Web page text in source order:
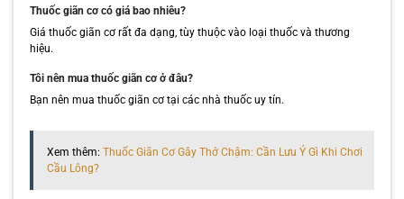
Thuốc giãn cơ có giá bao nhiêu?
Giá thuốc giãn cơ rất đa dạng, tùy thuộc vào loại thuốc và thương
hiệu.
Tôi nên mua thuốc giãn cơ ở đâu?
Bạn nên mua thuốc giãn cơ tại các nhà thuốc uy tín.
Xem thêm: Thuốc Giãn Cơ Gây Thở Chậm: Cần Lưu Ý Gì Khi Chơi
Cầu Lông?